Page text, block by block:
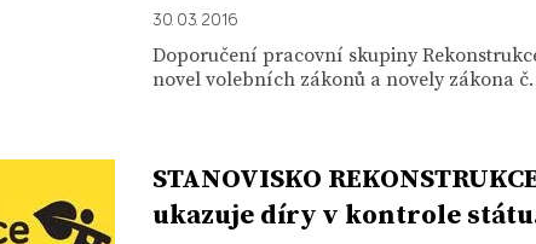
30. 03. 2016
Doporučení pracovní skupiny
novel volebních zákonů a novely zákona č.
STANOVISKO
ukazuje díry v kontrole